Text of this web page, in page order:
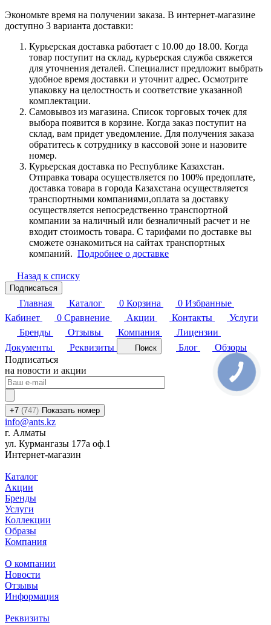
Экономьте время на получении заказа. В интернет-магазине
доступно 3 варианта доставки:
Курьерская доставка работает с 10.00 до 18.00. Когда
товар поступит на склад, курьерская служба свяжется
для уточнения деталей. Специалист предложит выбрать
удобное время доставки и уточнит адрес. Осмотрите
упаковку на целостность и соответствие указанной
комплектации.
Самовывоз из магазина. Список торговых точек для
выбора появится в корзине. Когда заказ поступит на
склад, вам придет уведомление. Для получения заказа
обратитесь к сотруднику в кассовой зоне и назовите
номер.
Курьерская доставка по Республике Казахстан.
Отправка товара осуществляется по 100% предоплате,
доставка товара в города Казахстана осуществляется
транспортными компаниями,оплата за доставку
осуществляется непосредственно транспортной
компании за наличный или безналичный расчет и не
входит стоимость товара. С тарифами по доставке вы
сможете ознакомиться на сайтах транспортных
компаний. Подробнее о доставке
Назад к списку
Подписаться
Главная Каталог 0 Корзина 0 Избранные
Кабинет
0 Сравнение Акции Контакты
Услуги
Бренды
Отзывы Компания
Лицензии
Документы
Реквизиты Поиск Блог
Обзоры
Подписаться
на новости и акции
+7 (747) Показать номер
info@ants.kz
г. Алматы
ул. Курмангазы 177а оф.1
Интернет-магазин
Каталог
Акции
Бренды
Услуги
Коллекции
Образы
Компания
О компании
Новости
Отзывы
Информация
Реквизиты